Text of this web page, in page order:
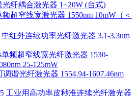
光纤耦合激光器 1~20W (台式)
频超窄线宽激光器 1550nm 10mW（＜
中红外连续功率光纤激光器 3.1-3.3um
单频超窄线宽光纤激光器 1530-
25-125mW
谐光纤激光器 1554.94-1607.46nm
工业用高功率皮秒准连续光纤激光器